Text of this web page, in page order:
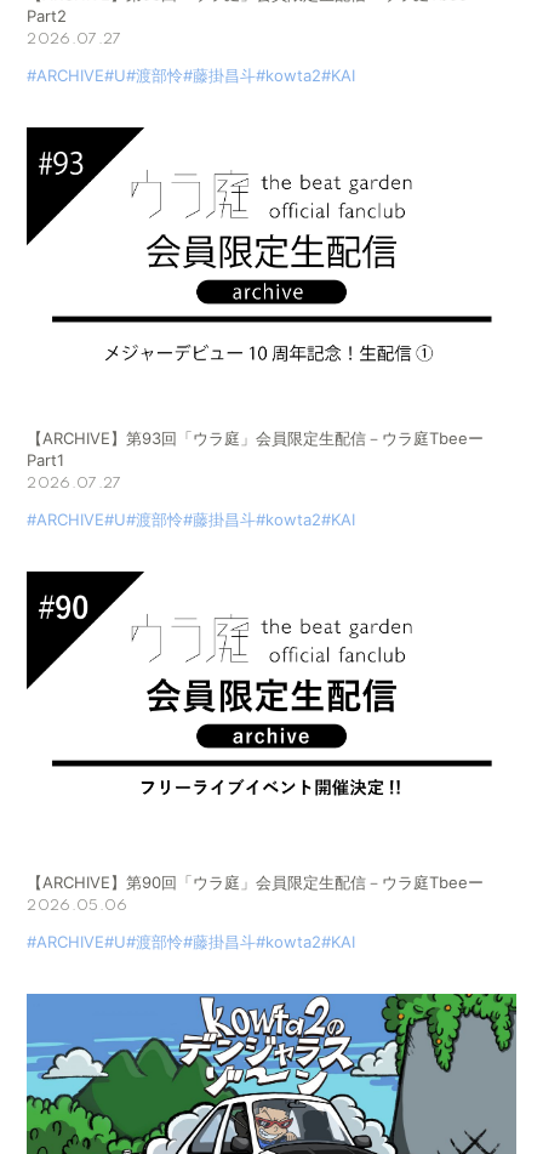
Part2
2026.07.27
#ARCHIVE#U#渡部怜#藤掛昌斗#kowta2#KAI
【ARCHIVE】第93回「ウラ庭」会員限定生配信－ウラ庭Tbeeー
Part1
2026.07.27
#ARCHIVE#U#渡部怜#藤掛昌斗#kowta2#KAI
【ARCHIVE】第90回「ウラ庭」会員限定生配信－ウラ庭Tbeeー
2026.05.06
#ARCHIVE#U#渡部怜#藤掛昌斗#kowta2#KAI